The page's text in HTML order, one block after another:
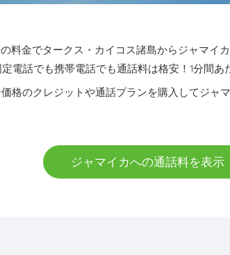
料金でタークス・カイコス諸島からジャマイ
電話でも携帯電話でも通話料は格安！1分間あ
格のクレジットや通話プランを購入してジャ
ジャマイカへの通話料を表示